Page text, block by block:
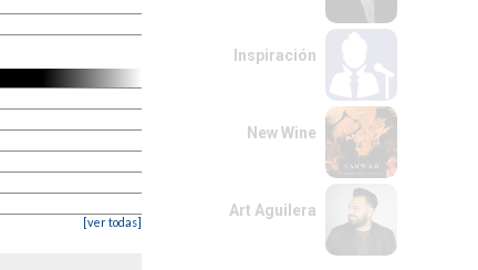
[ver todas]
Inspiración
New Wine
Art Aguilera